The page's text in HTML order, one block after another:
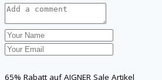
65% Rabatt auf AIGNER Sale Artikel